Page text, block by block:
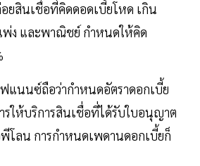
ยสินเชื่อที่คิดดอดเบี้ยโหด เกิน
ง และพาณิชย์ กำหนดให้คิด
แนนซ์ถือว่ากำหนดอัตราดอกเบี้ย
รให้บริการสินเชื่อที่ได้รับใบอนุญาต
โลน การกำหนดเพดานดอกเบี้ยก็